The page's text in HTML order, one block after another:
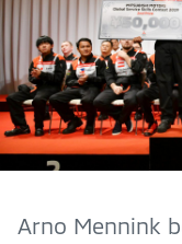
Arno Mennink